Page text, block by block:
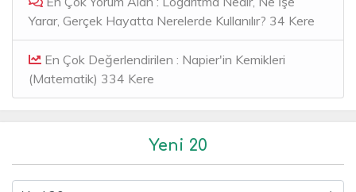
Yarar, Gerçek Hayatta Nerelerde Kullanılır? 34 Kere
En Çok Değerlendirilen : Napier'in Kemikleri
(Matematik) 334 Kere
Yeni 20